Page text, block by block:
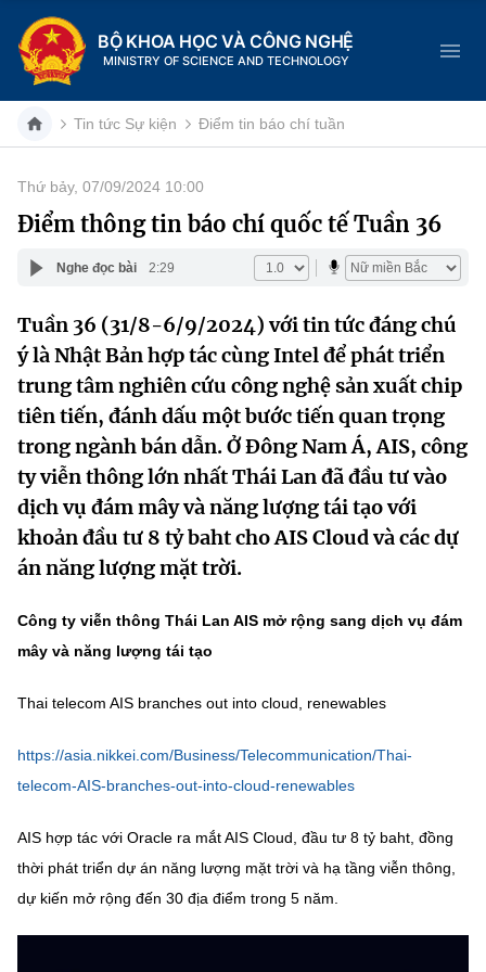
BỘ KHOA HỌC VÀ CÔNG NGHỆ
MINISTRY OF SCIENCE AND TECHNOLOGY
Danh mục
Trang chủ
Chức năng nhiệm vụ
Cơ cấu tổ chức
Lịch sử phát triển
Sở Khoa học và Công nghệ
Tin tức sự kiện
Khoa học và Công nghệ
Đổi mới sáng tạo
Chuyển đổi số
Bưu chính, Viễn thông
Sở hữu trí tuệ
Tin tổng hợp
Tin địa phương
Dịch vụ công
Hệ thống văn bản
Văn bản QPPL
Văn bản chỉ đạo điều hành
Lấy ý kiến người dân về dự thảo VBQPPL
MST IOFFICE
THỐNG KÊ
Khoa học và Công nghệ
Đổi mới sáng tạo
Tiêu chuẩn, đo lường, chất lượng
Multimedia
THƯ ĐIỆN TỬ
Khác
Videos
Infographic
Ảnh
Voice
Nhiệm vụ trọng tâm
Tin tức Sự kiện Điểm tin báo chí tuần
Thứ bảy, 07/09/2024 10:00
Điểm thông tin báo chí quốc tế Tuần 36
Nghe đọc bài 2:29
Tuần 36 (31/8-6/9/2024) với tin tức đáng chú
ý là Nhật Bản hợp tác cùng Intel để phát triển
trung tâm nghiên cứu công nghệ sản xuất chip
tiên tiến, đánh dấu một bước tiến quan trọng
trong ngành bán dẫn. Ở Đông Nam Á, AIS, công
ty viễn thông lớn nhất Thái Lan đã đầu tư vào
dịch vụ đám mây và năng lượng tái tạo với
khoản đầu tư 8 tỷ baht cho AIS Cloud và các dự
án năng lượng mặt trời.
Công ty viễn thông Thái Lan AIS mở rộng sang dịch vụ đám
mây và năng lượng tái tạo
Thai telecom AIS branches out into cloud, renewables
https://asia.nikkei.com/Business/Telecommunication/Thai-
telecom-AIS-branches-out-into-cloud-renewables
AIS hợp tác với Oracle ra mắt AIS Cloud, đầu tư 8 tỷ baht, đồng
thời phát triển dự án năng lượng mặt trời và hạ tầng viễn thông,
dự kiến mở rộng đến 30 địa điểm trong 5 năm.